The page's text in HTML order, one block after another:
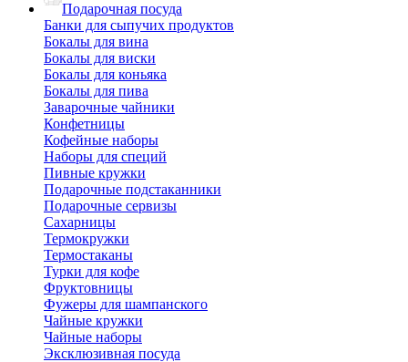
Подарочная посуда
Банки для сыпучих продуктов
Бокалы для вина
Бокалы для виски
Бокалы для коньяка
Бокалы для пива
Заварочные чайники
Конфетницы
Кофейные наборы
Наборы для специй
Пивные кружки
Подарочные подстаканники
Подарочные сервизы
Сахарницы
Термокружки
Термостаканы
Турки для кофе
Фруктовницы
Фужеры для шампанского
Чайные кружки
Чайные наборы
Эксклюзивная посуда